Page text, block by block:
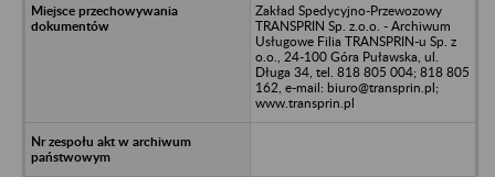
Zakład Spedycyjno-Przewozowy
TRANSPRIN Sp. z.o.o. - Archiwum
Usługowe Filia TRANSPRIN-u Sp. z
o.o., 24-100 Góra Puławska, ul.
Długa 34, tel. 818 805 004; 818 805
162, e-mail: biuro@transprin.pl;
www.transprin.pl